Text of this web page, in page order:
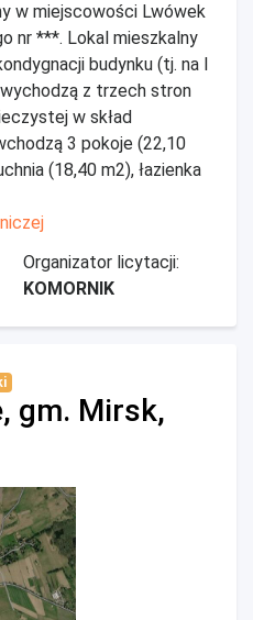
w miejscowości Lwówek
nr ***. Lokal mieszkalny
budynku (tj. na I
z trzech stron
w skład
3 pokoje (22,10
(18,40 m2), łazienka
Organizator licytacji:
KOMORNIK
gm. Mirsk,